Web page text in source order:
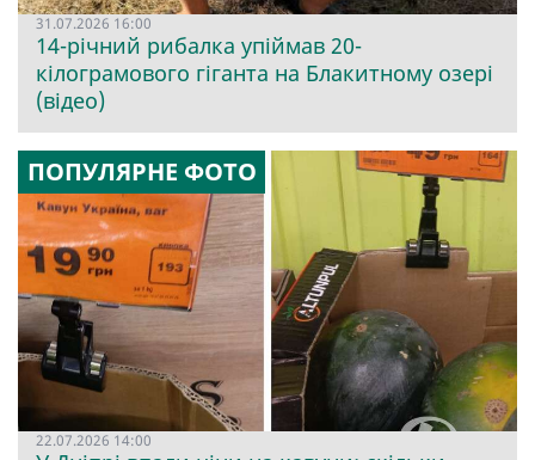
31.07.2026 16:00
14-річний рибалка упіймав 20-
кілограмового гіганта на Блакитному озері
(відео)
ПОПУЛЯРНЕ ФОТО
22.07.2026 14:00